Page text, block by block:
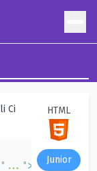
Ci
"...">
HTML
Junior